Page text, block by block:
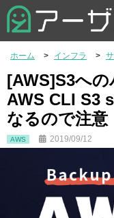
お問い合わせ
ホーム インフラ
[AWS]S3への
AWS CLI S3
なるので注意
AWS 2019/09/12